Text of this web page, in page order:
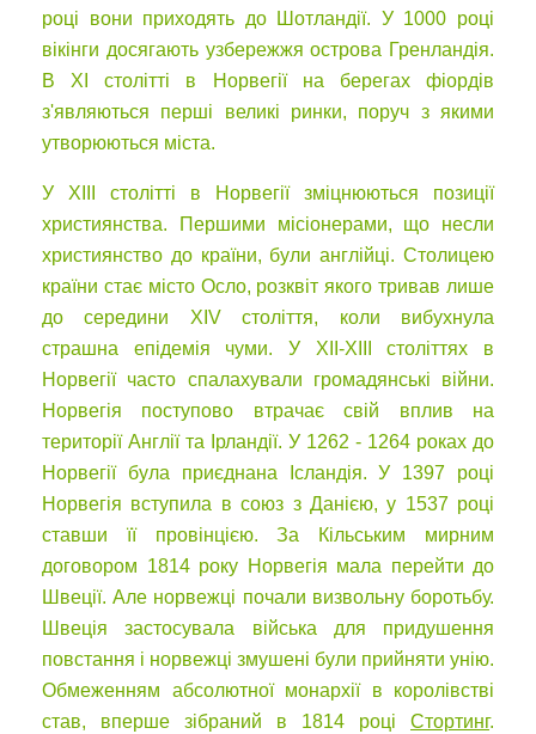
році вони приходять до Шотландії. У 1000 році
вікінги досягають узбережжя острова Гренландія.
В XI столітті в Норвегії на берегах фіордів
з'являються перші великі ринки, поруч з якими
утворюються міста.
У XIII столітті в Норвегії зміцнюються позиції
християнства. Першими місіонерами, що несли
християнство до країни, були англійці. Столицею
країни стає місто Осло, розквіт якого тривав лише
до середини XIV століття, коли вибухнула
страшна епідемія чуми. У XII-XIII століттях в
Норвегії часто спалахували громадянські війни.
Норвегія поступово втрачає свій вплив на
території Англії та Ірландії. У 1262 - 1264 роках до
Норвегії була приєднана Ісландія. У 1397 році
Норвегія вступила в союз з Данією, у 1537 році
ставши її провінцією. За Кільським мирним
договором 1814 року Норвегія мала перейти до
Швеції. Але норвежці почали визвольну боротьбу.
Швеція застосувала війська для придушення
повстання і норвежці змушені були прийняти унію.
Обмеженням абсолютної монархії в королівстві
став, вперше зібраний в 1814 році Стортинг.